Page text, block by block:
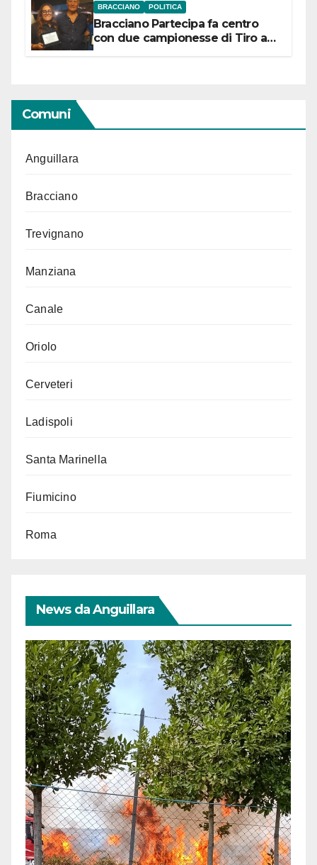
BRACCIANO POLITICA
Bracciano Partecipa fa centro
con due campionesse di Tiro a
Comuni
Anguillara
Bracciano
Trevignano
Manziana
Canale
Oriolo
Cerveteri
Ladispoli
Santa Marinella
Fiumicino
Roma
News da Anguillara